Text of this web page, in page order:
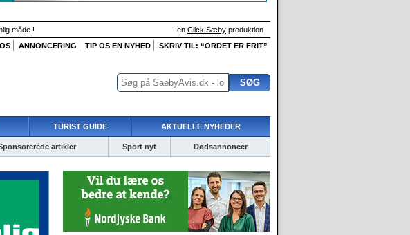
måde ! - en Click Sæby produktion
ANNONCERING TIP OS EN NYHED SKRIV TIL: “ORDET ER FRIT”
TURIST GUIDE AKTUELLE NYHEDER
artikler Sport nyt Dødsannoncer